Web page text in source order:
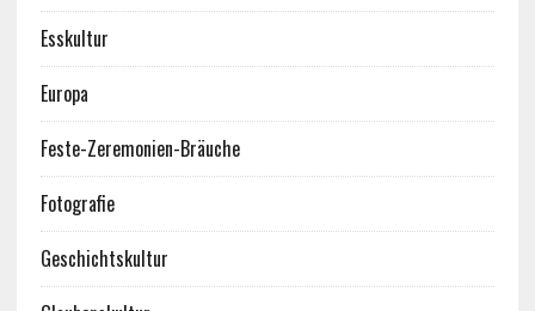
Esskultur
Europa
Feste-Zeremonien-Bräuche
Fotografie
Geschichtskultur